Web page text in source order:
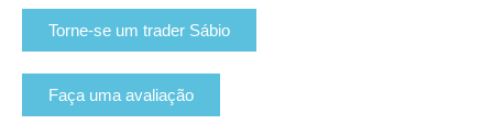
Torne-se um trader Sábio
Faça uma avaliação